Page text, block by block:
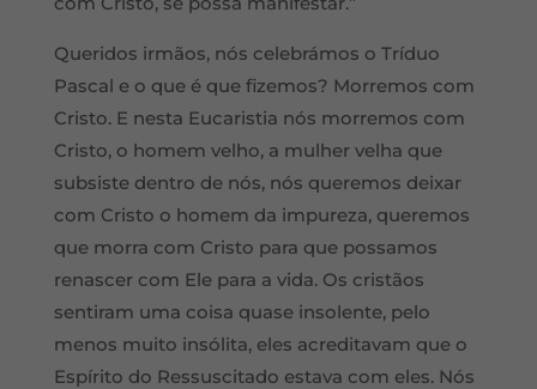
Queridos irmãos, nós celebrámos o Tríduo
Pascal e o que é que fizemos? Morremos com
Cristo. E nesta Eucaristia nós morremos com
Cristo, o homem velho, a mulher velha que
subsiste dentro de nós, nós queremos deixar
com Cristo o homem da impureza, queremos
que morra com Cristo para que possamos
renascer com Ele para a vida. Os cristãos
sentiram uma coisa quase insolente, pelo
menos muito insólita, eles acreditavam que o
Espírito do Ressuscitado estava com eles. Nós